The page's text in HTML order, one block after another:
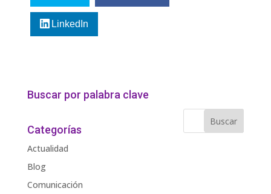
LinkedIn
Buscar por palabra clave
Categorías
Actualidad
Blog
Comunicación